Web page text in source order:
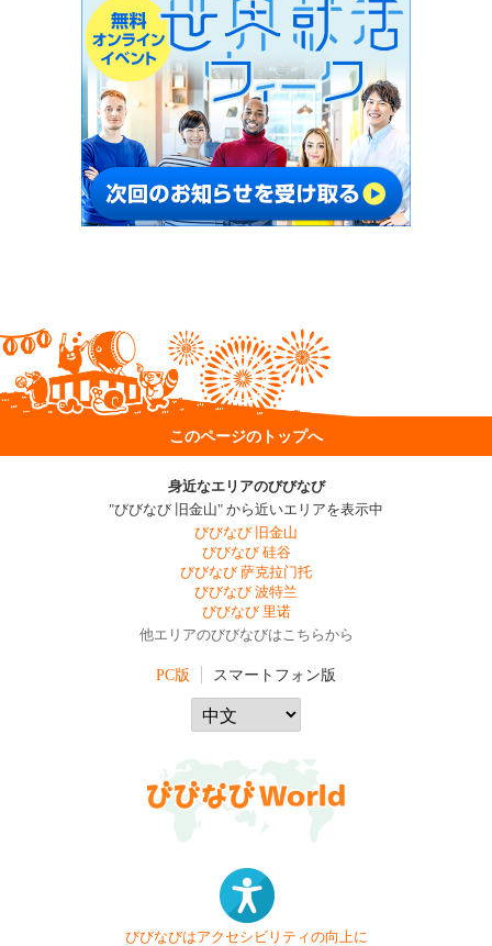
このページのトップへ
身近なエリアのびびなび
"びびなび 旧金山" から近いエリアを表示中
びびなび 旧金山
びびなび 硅谷
びびなび 萨克拉门托
びびなび 波特兰
びびなび 里诺
他エリアのびびなびはこちらから
PC版 スマートフォン版
びびなびはアクセシビリティの向上に